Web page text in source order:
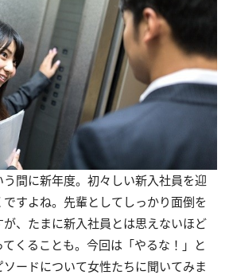
間に新年度。初々しい新入社員を迎
すよね。先輩としてしっかり面倒を
、たまに新入社員とは思えないほど
てくることも。今回は「やるな！」と
ードについて女性たちに聞いてみま